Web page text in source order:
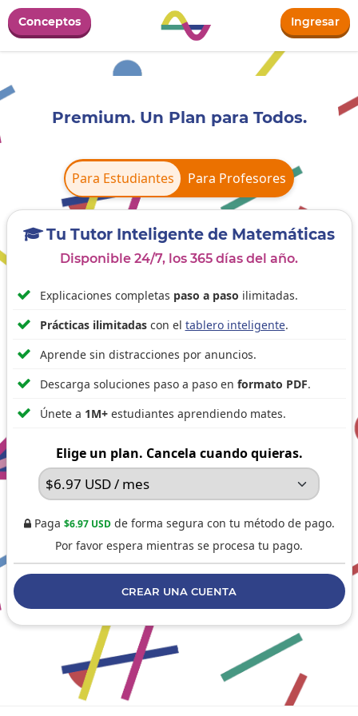
Conceptos Ingresar
Premium. Un Plan para Todos.
Para Estudiantes Para Profesores
Para Estudiantes
Tu Tutor Inteligente de Matemáticas
Disponible 24/7, los 365 días del año.
 Explicaciones completas paso a paso ilimitadas.
 Prácticas ilimitadascon el tablero inteligente.
 Aprende sin distracciones por anuncios.
 Descarga soluciones paso a paso en formato PDF.
 Únete a 1M+estudiantes aprendiendo mates.
Elige un plan. Cancela cuando quieras.
Paga $6.97 USDde forma segura con tu método de pago.
Por favor espera mientras se procesa tu pago.
CREAR UNA CUENTA